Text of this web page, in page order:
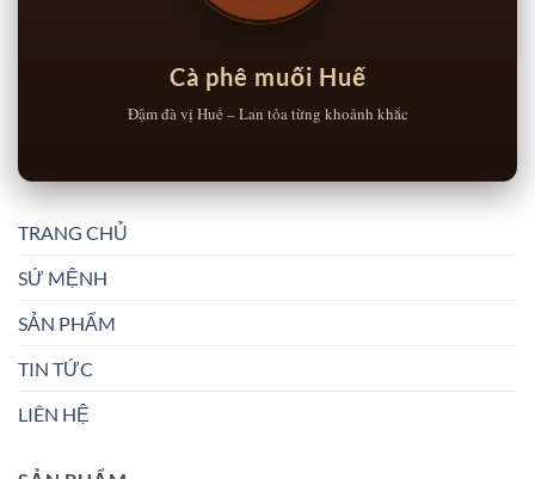
Cà phê muối Huế
Đậm đà vị Huế – Lan tỏa từng khoảnh khắc
TRANG CHỦ
SỨ MỆNH
SẢN PHẨM
TIN TỨC
LIÊN HỆ